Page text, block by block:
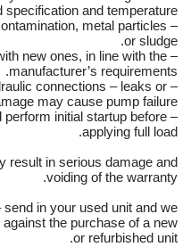
specification and temperature.
metal particles
or sludge.
new ones, in line with the
manufacturer’s requirements.
connections – leaks or
may cause pump failure.
perform initial startup before
applying full load.
result in serious damage and
voiding of the warranty.
in your used unit and we
the purchase of a new
or refurbished unit.